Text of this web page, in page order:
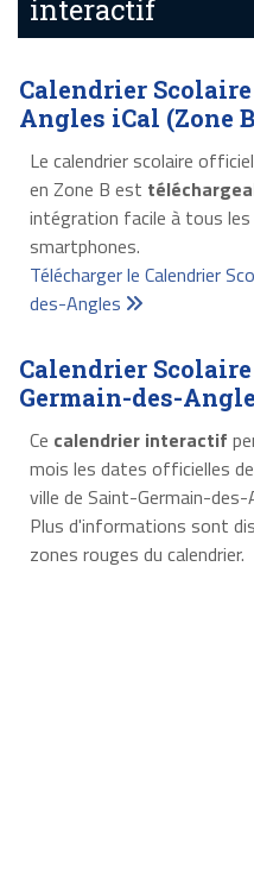
interactif
Calendrier
Angles iCal (Zone
Le calendrier scolaire
en Zone B est
intégration facile à tous
smartphones.
Télécharger le Calendrier
des-Angles
Calendrier
Germain-des-
Ce calendrier interactif
mois les dates officielles
ville de Saint-Germain-des-
Plus d'informations sont
zones rouges du calendrier.